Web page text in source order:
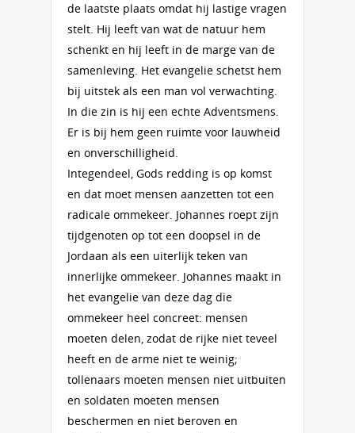
de laatste plaats omdat hij lastige vragen
stelt. Hij leeft van wat de natuur hem
schenkt en hij leeft in de marge van de
samenleving. Het evangelie schetst hem
bij uitstek als een man vol verwachting.
In die zin is hij een echte Adventsmens.
Er is bij hem geen ruimte voor lauwheid
en onverschilligheid.
Integendeel, Gods redding is op komst
en dat moet mensen aanzetten tot een
radicale ommekeer. Johannes roept zijn
tijdgenoten op tot een doopsel in de
Jordaan als een uiterlijk teken van
innerlijke ommekeer. Johannes maakt in
het evangelie van deze dag die
ommekeer heel concreet: mensen
moeten delen, zodat de rijke niet teveel
heeft en de arme niet te weinig;
tollenaars moeten mensen niet uitbuiten
en soldaten moeten mensen
beschermen en niet beroven en